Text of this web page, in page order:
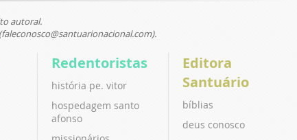
autoral.
Redentoristas
história pe. vitor
hospedagem santo
afonso
Editora
Santuário
bíblias
deus conosco